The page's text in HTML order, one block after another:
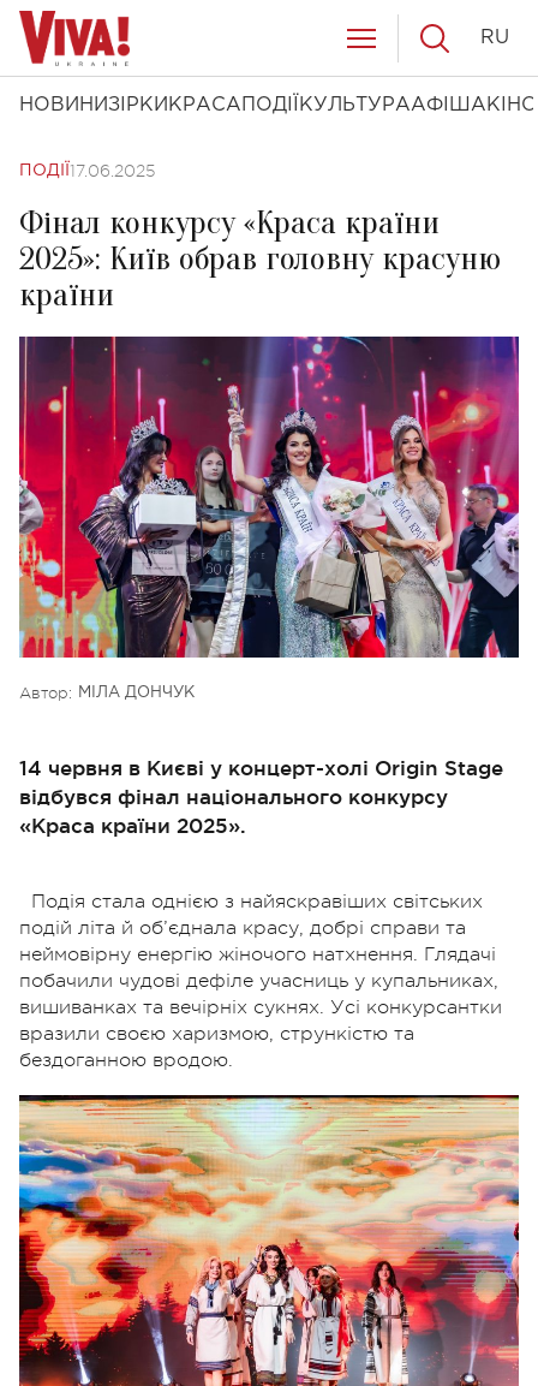
НОВИНИ ЗІРКИ КРАСА ПОДІЇ КУЛЬТУРААФІША КІНО
RU
ПОДІЇ 17.06.2025
Фінал конкурсу «Краса країни
2025»: Київ обрав головну красуню
країни
Автор: МІЛА ДОНЧУК
14 червня в Києві у концерт-холі Origin Stage
відбувся фінал національного конкурсу
«Краса країни 2025».
Подія стала однією з найяскравіших світських
подій літа й об’єднала красу, добрі справи та
неймовірну енергію жіночого натхнення. Глядачі
побачили чудові дефіле учасниць у купальниках,
вишиванках та вечірніх сукнях. Усі конкурсантки
вразили своєю харизмою, стрункістю та
бездоганною вродою.